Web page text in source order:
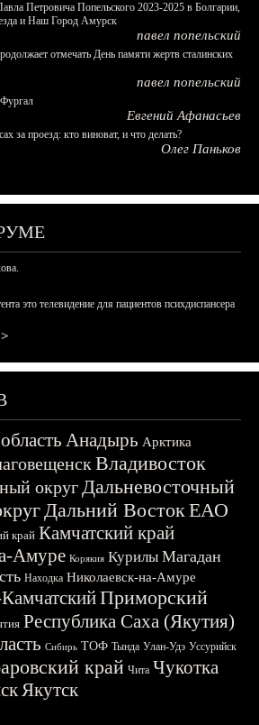
Петровича Попельского 2023-2025 в Болгарии,
и Наш Город Амурск
павел попельский
отмечать День памяти жертв сталинских
павел попельский
Евгений Афанасьев
за проезд: кто виноват, и что делать?
Олег Паньков
это телевидение для пациентов психдиспансера
Анадырь Арктика
Владивосток
округДальневосточный
Дальний ВостокЕАО
край Камчатский край
Амуре Корякия Курилы Магадан
Находка Николаевск-на-Амуре
Приморский
Республика Саха (Якутия)
Сибирь ТОФ Тында Улан-Удэ Уссурийск
край Чита Чукотка
Якутск